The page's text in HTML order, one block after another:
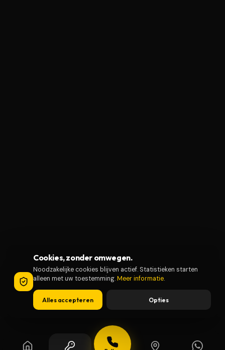
Cookies, zonder omwegen.
Noodzakelijke cookies blijven actief. Statistieken starten
alleen met uw toestemming.Meer informatie.
Alles accepteren Opties